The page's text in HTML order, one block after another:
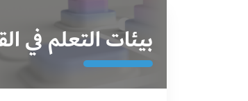
بيئات التعلم في